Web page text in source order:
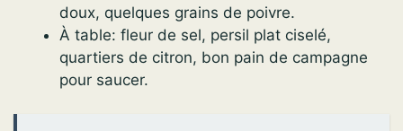
doux, quelques grains de poivre.
À table: fleur de sel, persil plat ciselé,
quartiers de citron, bon pain de campagne
pour saucer.